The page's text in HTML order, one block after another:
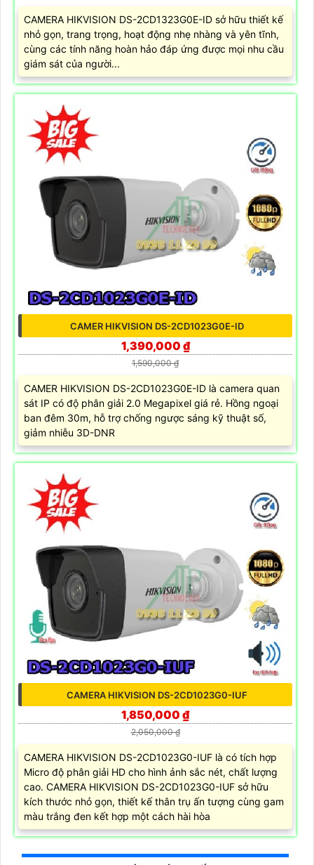
CAMERA HIKVISION DS-2CD1323G0E-ID sở hữu thiết kế
nhỏ gọn, trang trọng, hoạt động nhẹ nhàng và yên tĩnh,
cùng các tính năng hoàn hảo đáp ứng được mọi nhu cầu
giám sát của người...
CAMER HIKVISION DS-2CD1023G0E-ID
1,390,000 ₫
1,590,000 ₫
CAMER HIKVISION DS-2CD1023G0E-ID là camera quan
sát IP có độ phân giải 2.0 Megapixel giá rẻ. Hồng ngoại
ban đêm 30m, hỗ trợ chống ngược sáng kỹ thuật số,
giảm nhiễu 3D-DNR
CAMERA HIKVISION DS-2CD1023G0-IUF
1,850,000 ₫
2,050,000 ₫
CAMERA HIKVISION DS-2CD1023G0-IUF là có tích hợp
Micro độ phân giải HD cho hình ảnh sắc nét, chất lượng
cao. CAMERA HIKVISION DS-2CD1023G0-IUF sở hữu
kích thước nhỏ gọn, thiết kế thân trụ ấn tượng cùng gam
màu trắng đen kết hợp một cách hài hòa